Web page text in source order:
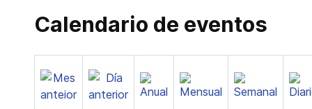
Calendario de eventos